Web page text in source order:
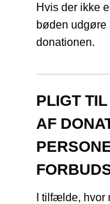
Hvis der ikke
bøden
donationen.
PLIGT
AF
I tilfælde, hvor